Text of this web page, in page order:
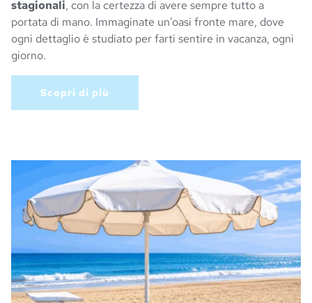
stagionali, con la certezza di avere sempre tutto a
portata di mano. Immaginate un’oasi fronte mare, dove
ogni dettaglio è studiato per farti sentire in vacanza, ogni
giorno.
Scopri di più